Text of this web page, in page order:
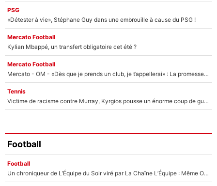
PSG
«Détester à vie», Stéphane Guy dans une embrouille à cause du PSG !
Mercato Football
Kylian Mbappé, un transfert obligatoire cet été ?
Mercato Football
Mercato - OM - «Dès que je prends un club, je t’appellerai» : La promesse de Marcelino au moment de claquer la porte
Tennis
Victime de racisme contre Murray, Kyrgios pousse un énorme coup de gueule !
Football
Football
Un chroniqueur de L’Équipe du Soir viré par La Chaîne L’Équipe : Même Olivier Ménard n’avait pas pu empêcher son départ, «je l’ai appris sur Twitter, je l’ai vécu assez mal»